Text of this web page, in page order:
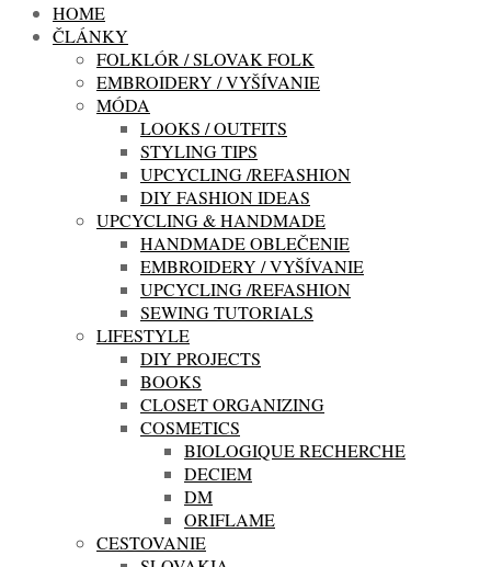
HOME
ČLÁNKY
FOLKLÓR / SLOVAK FOLK
EMBROIDERY / VYŠÍVANIE
MÓDA
LOOKS / OUTFITS
STYLING TIPS
UPCYCLING /REFASHION
DIY FASHION IDEAS
UPCYCLING & HANDMADE
HANDMADE OBLEČENIE
EMBROIDERY / VYŠÍVANIE
UPCYCLING /REFASHION
SEWING TUTORIALS
LIFESTYLE
DIY PROJECTS
BOOKS
CLOSET ORGANIZING
COSMETICS
BIOLOGIQUE RECHERCHE
DECIEM
DM
ORIFLAME
CESTOVANIE